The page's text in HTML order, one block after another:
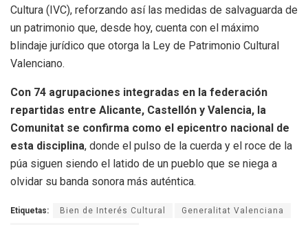
Cultura (IVC), reforzando así las medidas de salvaguarda de
un patrimonio que, desde hoy, cuenta con el máximo
blindaje jurídico que otorga la Ley de Patrimonio Cultural
Valenciano.
Con 74 agrupaciones integradas en la federación
repartidas entre Alicante, Castellón y Valencia, la
Comunitat se confirma como el epicentro nacional de
esta disciplina, donde el pulso de la cuerda y el roce de la
púa siguen siendo el latido de un pueblo que se niega a
olvidar su banda sonora más auténtica.
Etiquetas: Bien de Interés Cultural Generalitat Valenciana